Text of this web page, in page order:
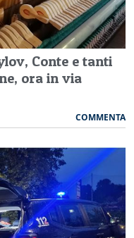
Conte e tanti
ora in via
COMMENTA